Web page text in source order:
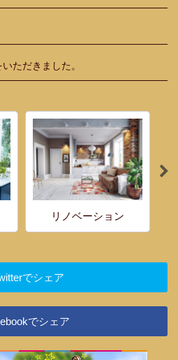
ただきました。
リノベーション
でシェア
でシェア